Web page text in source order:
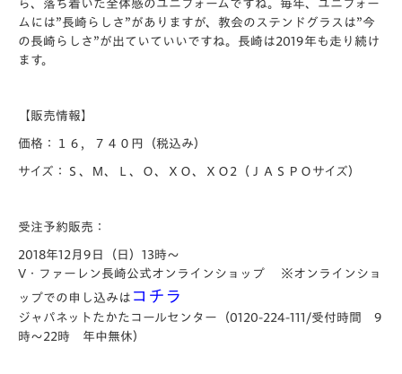
ら、落ち着いた全体感のユニフォームですね。毎年、ユニフォー
ムには”長崎らしさ”がありますが、教会のステンドグラスは”今
の長崎らしさ”が出ていていいですね。長崎は2019年も走り続け
ます。
【販売情報】
価格：１６，７４０円（税込み）
サイズ：Ｓ、Ｍ、Ｌ、Ｏ、ＸＯ、ＸＯ2（ＪＡＳＰＯサイズ）
受注予約販売：
2018年12月9日（日）13時～
V・ファーレン長崎公式オンラインショップ ※オンラインショ
ップでの申し込みは コチラ
ジャパネットたかたコールセンター（0120-224-111/受付時間 9
時～22時 年中無休）